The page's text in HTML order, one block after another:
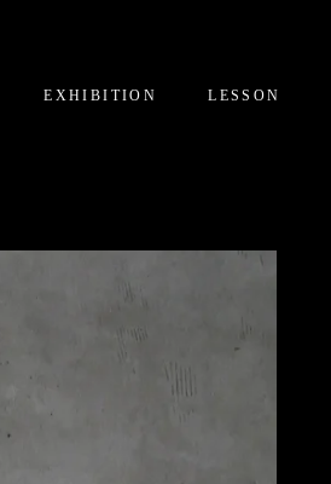
EXHIBITION LESSON